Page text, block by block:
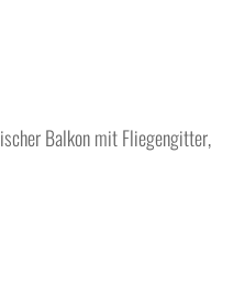
Balkon mit Fliegengitter,